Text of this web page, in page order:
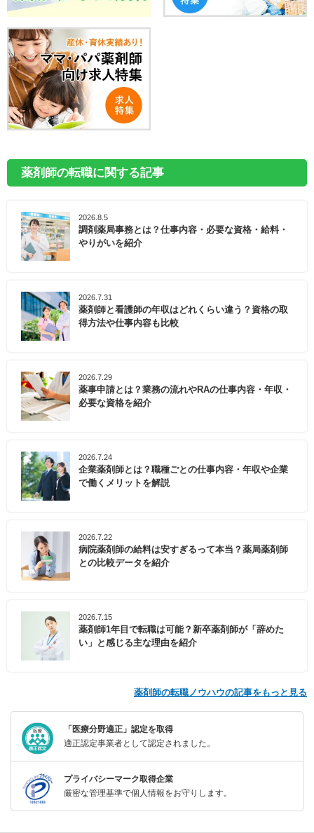
薬剤師の転職に関する記事
2026.8.5
調剤薬局事務とは？仕事内容・必要な資格・給料・
やりがいを紹介
2026.7.31
薬剤師と看護師の年収はどれくらい違う？資格の取
得方法や仕事内容も比較
2026.7.29
薬事申請とは？業務の流れやRAの仕事内容・年収・
必要な資格を紹介
2026.7.24
企業薬剤師とは？職種ごとの仕事内容・年収や企業
で働くメリットを解説
2026.7.22
病院薬剤師の給料は安すぎるって本当？薬局薬剤師
との比較データを紹介
2026.7.15
薬剤師1年目で転職は可能？新卒薬剤師が「辞めた
い」と感じる主な理由を紹介
薬剤師の転職ノウハウの記事をもっと見る
「医療分野適正」認定を取得
適正認定事業者として認定されました。
プライバシーマーク取得企業
厳密な管理基準で個人情報をお守りします。